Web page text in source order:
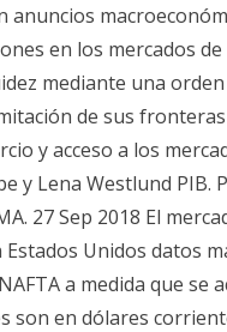
anuncios
en los mercados
mediante una
de sus
y acceso a los
y Lena Westlund PIB.
27 Sep 2018 El
Unidos datos
a medida que se
son en dólares